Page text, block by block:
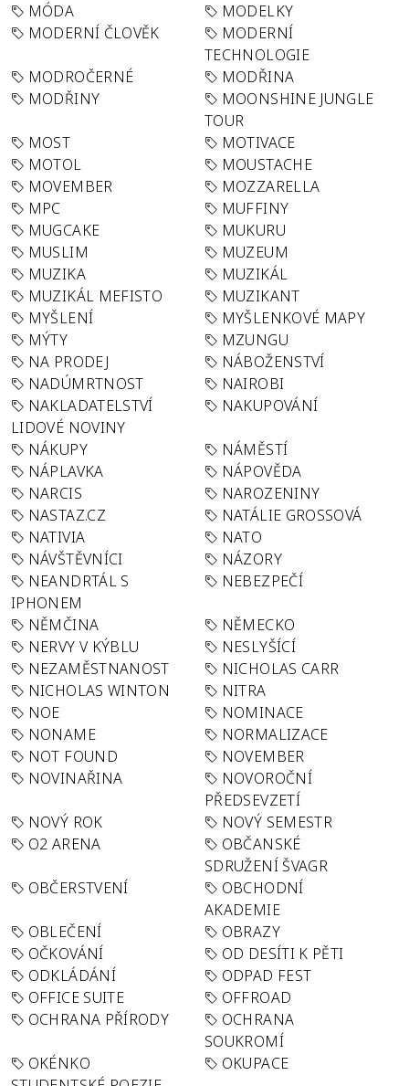
MÓDA
MODELKY
MODERNÍ ČLOVĚK
MODERNÍ
TECHNOLOGIE
MODROČERNÉ
MODŘINA
MODŘINY
MOONSHINE JUNGLE
TOUR
MOST
MOTIVACE
MOTOL
MOUSTACHE
MOVEMBER
MOZZARELLA
MPC
MUFFINY
MUGCAKE
MUKURU
MUSLIM
MUZEUM
MUZIKA
MUZIKÁL
MUZIKÁL MEFISTO
MUZIKANT
MYŠLENÍ
MYŠLENKOVÉ MAPY
MÝTY
MZUNGU
NA PRODEJ
NÁBOŽENSTVÍ
NADÚMRTNOST
NAIROBI
NAKLADATELSTVÍ
LIDOVÉ NOVINY
NAKUPOVÁNÍ
NÁKUPY
NÁMĚSTÍ
NÁPLAVKA
NÁPOVĚDA
NARCIS
NAROZENINY
NASTAZ.CZ
NATÁLIE GROSSOVÁ
NATIVIA
NATO
NÁVŠTĚVNÍCI
NÁZORY
NEANDRTÁL S
IPHONEM
NEBEZPEČÍ
NĚMČINA
NĚMECKO
NERVY V KÝBLU
NESLYŠÍCÍ
NEZAMĚSTNANOST
NICHOLAS CARR
NICHOLAS WINTON
NITRA
NOE
NOMINACE
NONAME
NORMALIZACE
NOT FOUND
NOVEMBER
NOVINAŘINA
NOVOROČNÍ
PŘEDSEVZETÍ
NOVÝ ROK
NOVÝ SEMESTR
O2 ARENA
OBČANSKÉ
SDRUŽENÍ ŠVAGR
OBČERSTVENÍ
OBCHODNÍ
AKADEMIE
OBLEČENÍ
OBRAZY
OČKOVÁNÍ
OD DESÍTI K PĚTI
ODKLÁDÁNÍ
ODPAD FEST
OFFICE SUITE
OFFROAD
OCHRANA PŘÍRODY
OCHRANA
SOUKROMÍ
OKÉNKO
OKUPACE